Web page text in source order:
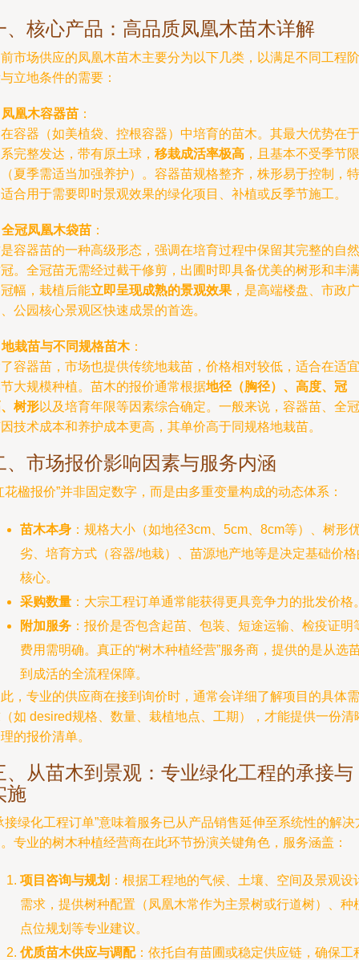
、核心产品：高品质凤凰木苗木详解
市场供应的凤凰木苗木主要分为以下几类，以满足不同工程阶
立地条件的需要：
凤凰木容器苗 ：
容器（如美植袋、控根容器）中培育的苗木。其最大优势在于
完整发达，带有原土球， 移栽成活率极高 ，且基本不受季节限
夏季需适当加强养护）。容器苗规格整齐，株形易于控制，特
合用于需要即时景观效果的绿化项目、补植或反季节施工。
全冠凤凰木袋苗 ：
容器苗的一种高级形态，强调在培育过程中保留其完整的自然
。全冠苗无需经过截干修剪，出圃时即具备优美的树形和丰满
幅，栽植后能立即呈现成熟的景观效果 ，是高端楼盘、市政广
公园核心景观区快速成景的首选。
地栽苗与不同规格苗木：
容器苗，市场也提供传统地栽苗，价格相对较低，适合在适宜
大规模种植。苗木的报价通常根据地径（胸径）、高度、冠
树形以及培育年限等因素综合确定。一般来说，容器苗、全冠
技术成本和养护成本更高，其单价高于同规格地栽苗。
、市场报价影响因素与服务内涵
花楹报价”并非固定数字，而是由多重变量构成的动态体系：
苗木本身 ：规格大小（如地径3cm、5cm、8cm等）、树形
劣、培育方式（容器/地栽）、苗源地产地等是决定基础价格
核心。
采购数量 ：大宗工程订单通常能获得更具竞争力的批发价格
附加服务 ：报价是否包含起苗、包装、短途运输、检疫证明
费用需明确。真正的“树木种植经营”服务商，提供的是从选
到成活的全流程保障。
，专业的供应商在接到询价时，通常会详细了解项目的具体需
如 desired规格、数量、栽植地点、工期），才能提供一份清
的报价清单。
、从苗木到景观：专业绿化工程的承接与
施
接绿化工程订单”意味着服务已从产品销售延伸至系统性的解决
专业的树木种植经营商在此环节扮演关键角色，服务涵盖：
项目咨询与规划 ：根据工程地的气候、土壤、空间及景观设
需求，提供树种配置（凤凰木常作为主景树或行道树）、种
点位规划等专业建议。
优质苗木供应与调配：依托自有苗圃或稳定供应链，确保工